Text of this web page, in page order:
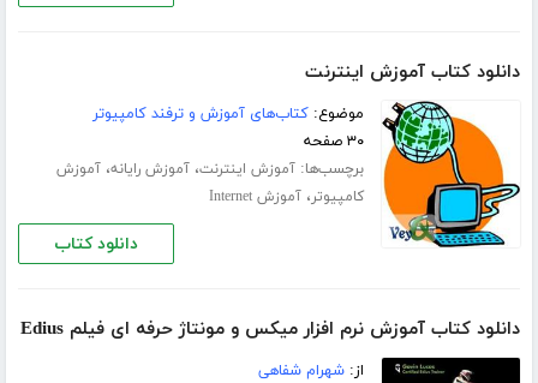
دانلود کتاب آموزش اینترنت
موضوع:کتاب‌های آموزش و ترفند کامپیوتر
۳۰ صفحه
برچسب‌ها:آموزش اینترنت،آموزش رایانه،آموزش
کامپیوتر،آموزش Internet
دانلود کتاب
دانلود کتاب آموزش نرم افزار میکس و مونتاژ حرفه ای فیلم Edius
از:شهرام شفاهی